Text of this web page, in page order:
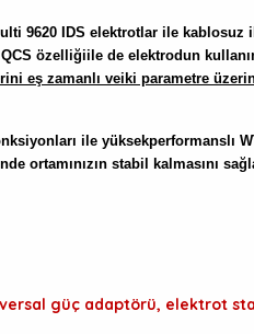
9620 IDS elektrotlar ile kablosuz
özelliğiile de elektrodun
eş zamanlı veiki parametre
ile yüksekperformanslı
ortamınızın stabil kalmasını
güç adaptörü, elektrot